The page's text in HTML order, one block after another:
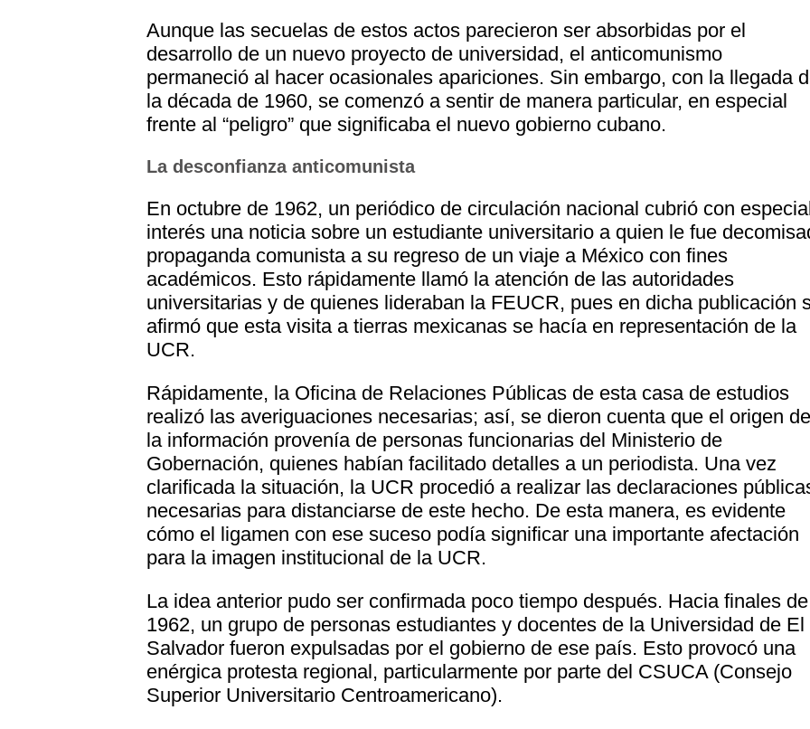
Aunque las secuelas de estos actos parecieron ser absorbidas por el
desarrollo de un nuevo proyecto de universidad, el anticomunismo
permaneció al hacer ocasionales apariciones. Sin embargo, con la llegada
la década de 1960, se comenzó a sentir de manera particular, en especial
frente al “peligro” que significaba el nuevo gobierno cubano.
La desconfianza anticomunista
En octubre de 1962, un periódico de circulación nacional cubrió con
interés una noticia sobre un estudiante universitario a quien le fue
propaganda comunista a su regreso de un viaje a México con fines
académicos. Esto rápidamente llamó la atención de las autoridades
universitarias y de quienes lideraban la FEUCR, pues en dicha publicación
afirmó que esta visita a tierras mexicanas se hacía en representación de la
UCR.
Rápidamente, la Oficina de Relaciones Públicas de esta casa de estudios
realizó las averiguaciones necesarias; así, se dieron cuenta que el origen
la información provenía de personas funcionarias del Ministerio de
Gobernación, quienes habían facilitado detalles a un periodista. Una vez
clarificada la situación, la UCR procedió a realizar las declaraciones
necesarias para distanciarse de este hecho. De esta manera, es evidente
cómo el ligamen con ese suceso podía significar una importante afectación
para la imagen institucional de la UCR.
La idea anterior pudo ser confirmada poco tiempo después. Hacia finales de
1962, un grupo de personas estudiantes y docentes de la Universidad de El
Salvador fueron expulsadas por el gobierno de ese país. Esto provocó una
enérgica protesta regional, particularmente por parte del CSUCA (Consejo
Superior Universitario Centroamericano).